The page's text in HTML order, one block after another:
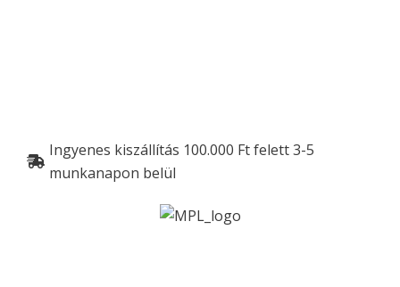
Ingyenes kiszállítás 100.000 Ft felett 3-5
munkanapon belül